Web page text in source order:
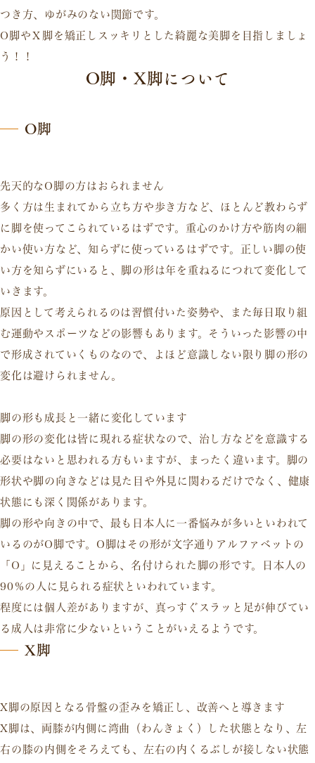
つき方、ゆがみのない関節です。
O脚やＸ脚を矯正しスッキリとした綺麗な美脚を目指しましょ
う！！
O脚・X脚について
O脚
先天的なO脚の方はおられません
多く方は生まれてから立ち方や歩き方など、ほとんど教わらず
に脚を使ってこられているはずです。重心のかけ方や筋肉の細
かい使い方など、知らずに使っているはずです。正しい脚の使
い方を知らずにいると、脚の形は年を重ねるにつれて変化して
いきます。
原因として考えられるのは習慣付いた姿勢や、また毎日取り組
む運動やスポーツなどの影響もあります。そういった影響の中
で形成されていくものなので、よほど意識しない限り脚の形の
変化は避けられません。
脚の形も成長と一緒に変化しています
脚の形の変化は皆に現れる症状なので、治し方などを意識する
必要はないと思われる方もいますが、まったく違います。脚の
形状や脚の向きなどは見た目や外見に関わるだけでなく、健康
状態にも深く関係があります。
脚の形や向きの中で、最も日本人に一番悩みが多いといわれて
いるのがO脚です。O脚はその形が文字通りアルファベットの
「O」に見えることから、名付けられた脚の形です。日本人の
90％の人に見られる症状といわれています。
程度には個人差がありますが、真っすぐスラッと足が伸びてい
る成人は非常に少ないということがいえるようです。
X脚
X脚の原因となる骨盤の歪みを矯正し、改善へと導きます
X脚は、両膝が内側に湾曲（わんきょく）した状態となり、左
右の膝の内側をそろえても、左右の内くるぶしが接しない状態